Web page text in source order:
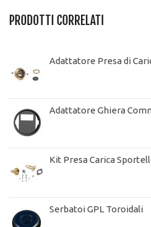
PRODOTTI CORRELATI
Adattatore Presa di
Adattatore Ghiera
Kit Presa Carica
Serbatoi GPL Toroidali